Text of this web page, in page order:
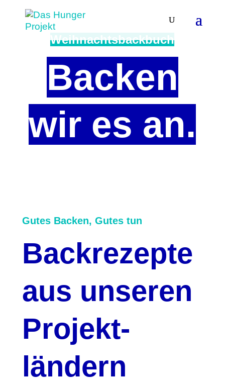
Weihnachtsbackbuch
Backen
wir es an.
Gutes Backen, Gutes tun
Back­rezepte
aus unseren
Projekt­
ländern